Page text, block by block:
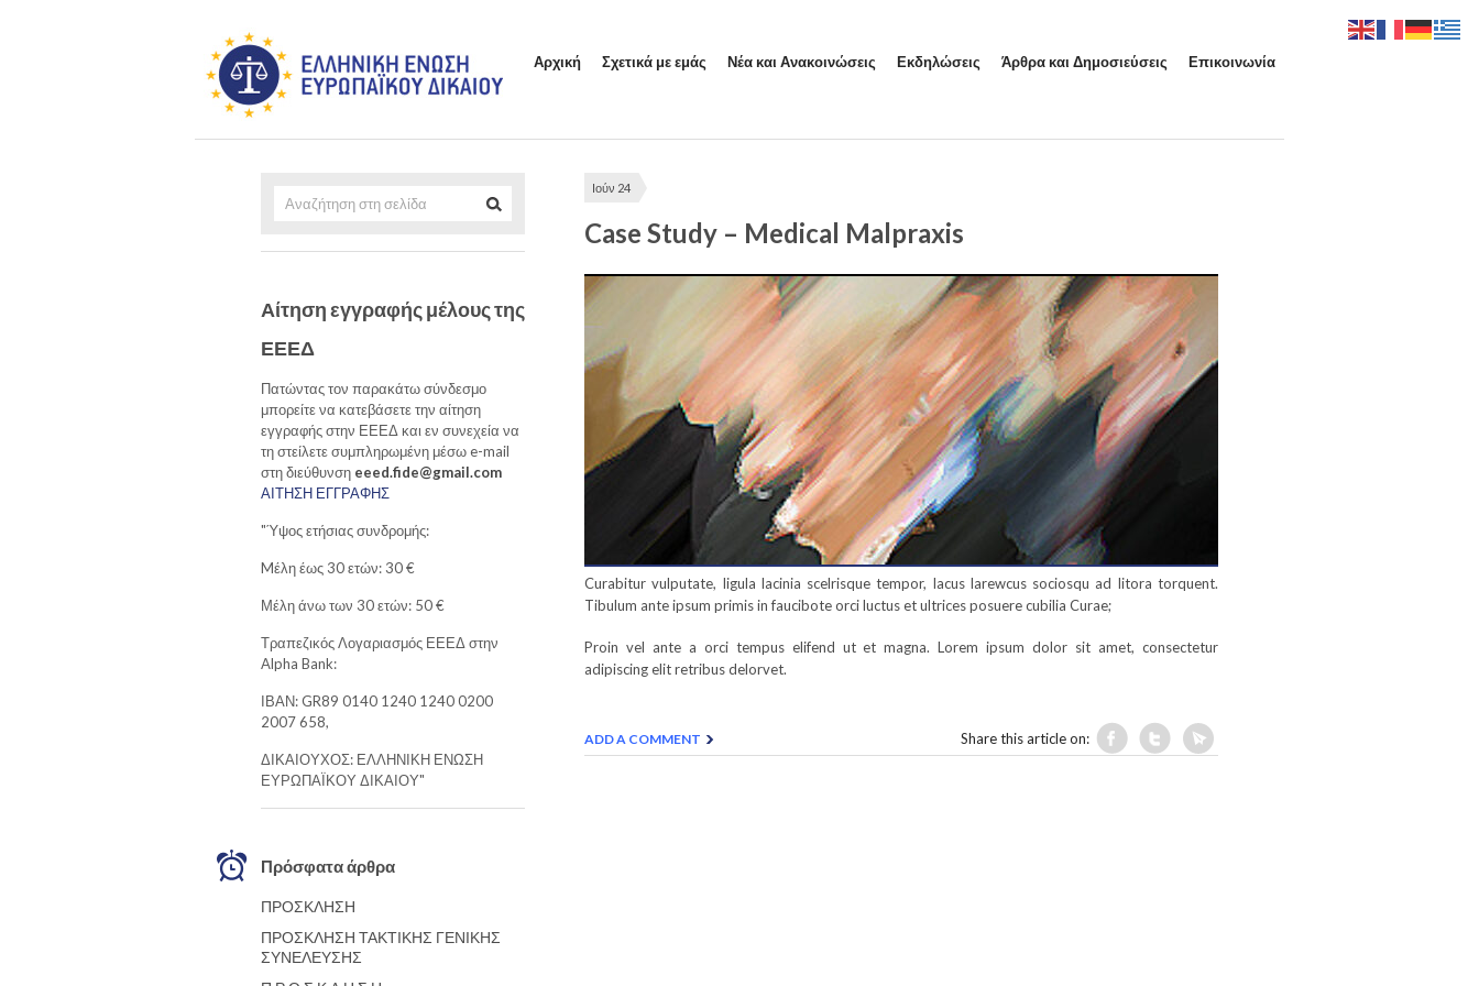
Αρχική Σχετικά με εμάς Νέα και Ανακοινώσεις Εκδηλώσεις Άρθρα και Δημοσιεύσεις Επικοινωνία
Ιούν 24
Case Study – Medical Malpraxis
Curabitur vulputate, ligula lacinia scelrisque tempor, lacus larewcus sociosqu ad litora torquent.
Tibulum ante ipsum primis in faucibote orci luctus et ultrices posuere cubilia Curae;
Proin vel ante a orci tempus elifend ut et magna. Lorem ipsum dolor sit amet, consectetur
adipiscing elit retribus delorvet.
Share this article on:
ADD A COMMENT
Αίτηση εγγραφής μέλους της
ΕΕΕΔ
Πατώντας τον παρακάτω σύνδεσμο
μπορείτε να κατεβάσετε την αίτηση
εγγραφής στην ΕΕΕΔ και εν συνεχεία να
τη στείλετε συμπληρωμένη μέσω e-mail
στη διεύθυνση eeed.fide@gmail.com
ΑΙΤΗΣΗ ΕΓΓΡΑΦΗΣ
"Ύψος ετήσιας συνδρομής:
Mέλη έως 30 ετών: 30 €
Μέλη άνω των 30 ετών: 50 €
Τραπεζικός Λογαριασμός ΕΕΕΔ στην
Alpha Bank:
ΙΒΑΝ: GR89 0140 1240 1240 0200
2007 658,
ΔΙΚΑΙΟΥΧΟΣ: ΕΛΛΗΝΙΚΗ ΕΝΩΣΗ
ΕΥΡΩΠΑΪΚΟΥ ΔΙΚΑΙΟΥ"
Πρόσφατα άρθρα
ΠΡΟΣΚΛΗΣΗ
ΠΡΟΣΚΛΗΣΗ ΤΑΚΤΙΚΗΣ ΓΕΝΙΚΗΣ
ΣΥΝΕΛΕΥΣΗΣ